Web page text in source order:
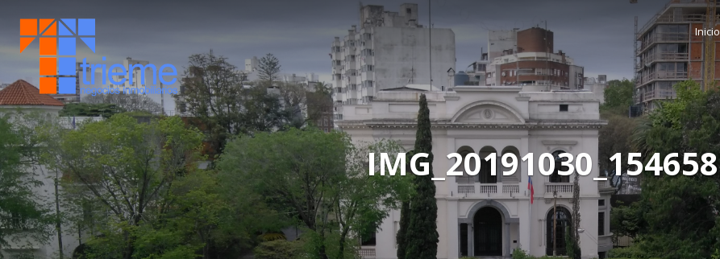
IMG_20191030_154658
Inicio